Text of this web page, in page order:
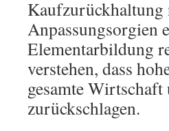
Kaufzurückhaltung
Anpassungsorgien
Elementarbildung
verstehen, dass
gesamte
zurückschlagen.